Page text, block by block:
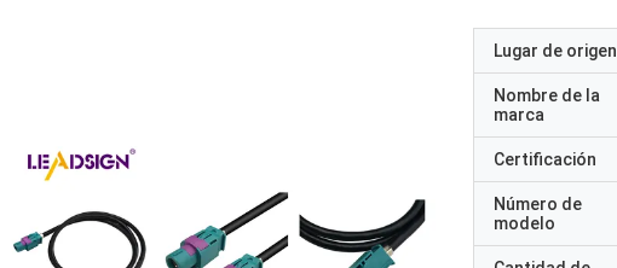
Lugar de origen
Nombre de la
marca
Certificación
Número de
modelo